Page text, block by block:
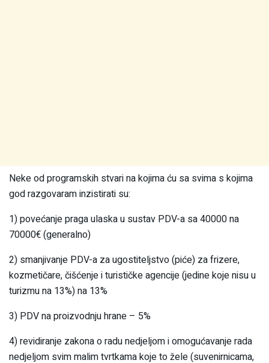
Neke od programskih stvari na kojima ću sa svima s kojima
god razgovaram inzistirati su:
1) povećanje praga ulaska u sustav PDV-a sa 40000 na
70000€ (generalno)
2) smanjivanje PDV-a za ugostiteljstvo (piće) za frizere,
kozmetičare, čišćenje i turističke agencije (jedine koje nisu u
turizmu na 13%) na 13%
3) PDV na proizvodnju hrane – 5%
4) revidiranje zakona o radu nedjeljom i omogućavanje rada
nedjeljom svim malim tvrtkama koje to žele (suvenirnicama,